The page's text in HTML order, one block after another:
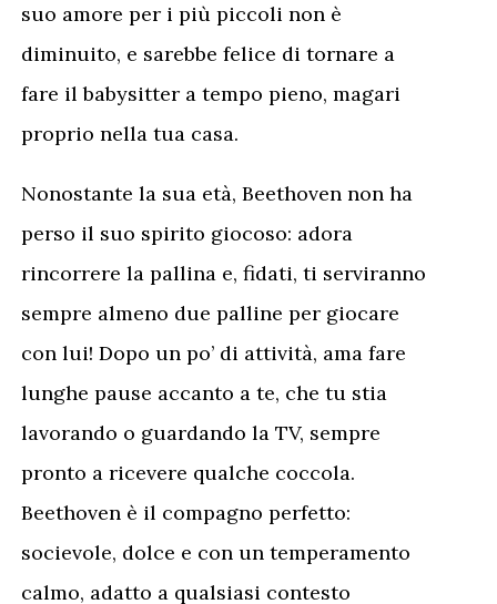
suo amore per i più piccoli non è
diminuito, e sarebbe felice di tornare a
fare il babysitter a tempo pieno, magari
proprio nella tua casa.
Nonostante la sua età, Beethoven non ha
perso il suo spirito giocoso: adora
rincorrere la pallina e, fidati, ti serviranno
sempre almeno due palline per giocare
con lui! Dopo un po’ di attività, ama fare
lunghe pause accanto a te, che tu stia
lavorando o guardando la TV, sempre
pronto a ricevere qualche coccola.
Beethoven è il compagno perfetto:
socievole, dolce e con un temperamento
calmo, adatto a qualsiasi contesto